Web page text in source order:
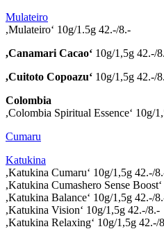
Mulateiro
,Mulateiro‘ 10g/1.5g 42.-/8.-
,Canamari Cacao‘ 10g/1,5g 42.-/
,Cuitoto Copoazu‘ 10g/1,5g 42.-/
Colombia
,Colombia Spiritual Essence‘ 10g/
Cumaru
Katukina
,Katukina Cumaru‘ 10g/1,5g 42.-/
,Katukina Cumashero Sense
,Katukina Balance‘ 10g/1,5g 42.-/
,Katukina Vision‘ 10g/1,5g 42.-/8.-
,Katukina Relaxing‘ 10g/1,5g 42.-/